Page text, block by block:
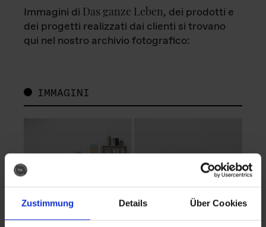
Zustimmung Details Über Cookies
Immagini di Das ganze Leben, dei prodotti e
dei progetti realizzati dai clienti si trovano
qui nel nostro archivio fotografico:
IMMAGINI